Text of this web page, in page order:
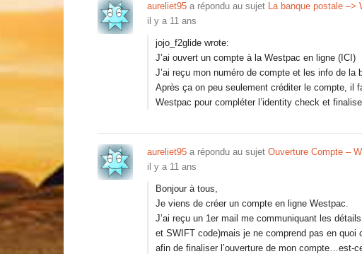
aureliet95 a répondu au sujet La banque postale –>
il y a 11 ans
jojo_f2glide wrote:
J’ai ouvert un compte à la Westpac en ligne (ICI)
J’ai reçu mon numéro de compte et les info de
Après ça on peu seulement créditer le compte, il
Westpac pour compléter l’identity check et
aureliet95 a répondu au sujet Ouverture Compte –
il y a 11 ans
Bonjour à tous,
Je viens de créer un compte en ligne Westpac.
J’ai reçu un 1er mail me communiquant les
et SWIFT code)mais je ne comprend pas en quoi
afin de finaliser l’ouverture de mon compte…est-